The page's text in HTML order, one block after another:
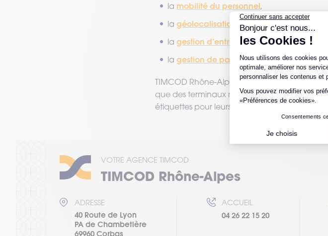
la mobilité du personnel,
la géolocalisation indoor ,
la gestion d’entrepôt(WMS),
la gestion de parc (MDM).
TIMCOD Rhône-Alpes équipe aussi les
que des terminaux mobiles, PDA, tablettes
étiquettes pour leurs inventaires et autres
VOTRE AGENCE TIMCOD
TIMCOD Rhône-Alpes
ADRESSE
40 Route de Lyon
PA de Chambetière
69960 Corbas
ACCUEIL
04 26 22 15 20